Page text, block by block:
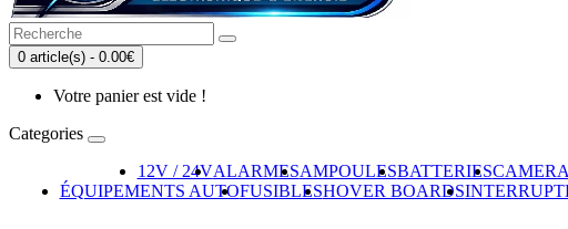
0 article(s) - 0.00€
Votre panier est vide !
Categories
12V / 24VALARMESAMPOULESBATTERIES
ÉQUIPEMENTS AUTOFUSIBLESHOVER BOARDS